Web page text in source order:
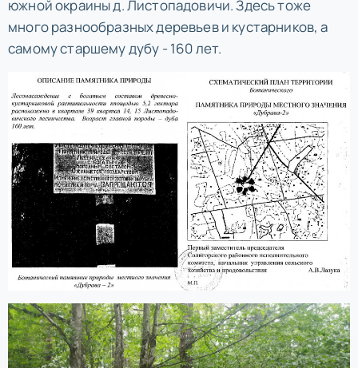
южной окраины д. Листопадовичи. Здесь тоже
много разнообразных деревьев и кустарников, а
самому старшему дубу - 160 лет.